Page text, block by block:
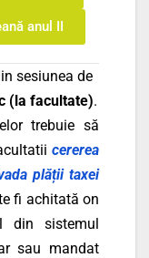
anul II
sesiunea de
(la facultate).
trebuie să
cererea
plății taxei
fi achitată on
din sistemul
sau mandat